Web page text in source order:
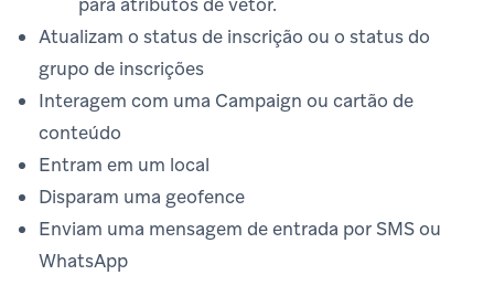
Atualizam o status de inscrição ou o status do
grupo de inscrições
Interagem com uma Campaign ou cartão de
conteúdo
Entram em um local
Disparam uma geofence
Enviam uma mensagem de entrada por SMS ou
WhatsApp